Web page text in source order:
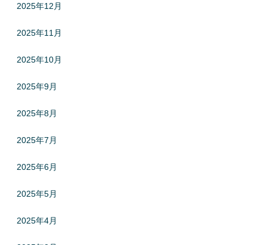
2025年12月
2025年11月
2025年10月
2025年9月
2025年8月
2025年7月
2025年6月
2025年5月
2025年4月